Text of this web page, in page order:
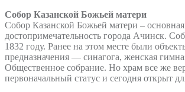
Собор Казанской Божьей матери
Собор Казанской Божьей матери – основная
достопримечательность города Ачинск.
1832 году. Ранее на этом месте были
предназначения — синагога, женская
Общественное собрание. Но храм все же
первоначальный статус и сегодня открыт